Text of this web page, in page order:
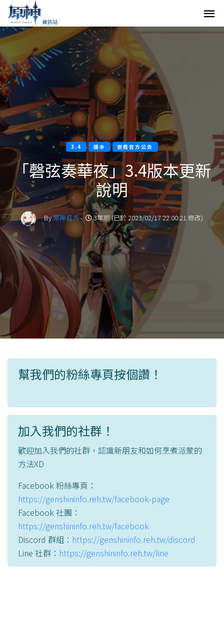
3.4 版本 遊戲官方公告
「磬弦奏華夜」3.4版本更新
說明
By原神官方- 3年前 (已於 2023/02/17 22:00:21 修改)
幫我們的粉絲專頁按個讚！
加入我們的社群！
歡迎加入我們的社群，認識新朋友和如何烹煮派蒙的
方法XD
Facebook 粉絲專頁：
https://genshininfo.reh.tw/facebook-page
Facebook 社團：
https://genshininfo.reh.tw/facebook
Discord 群組： https://genshininfo.reh.tw/discord
Line 社群： https://genshininfo.reh.tw/line